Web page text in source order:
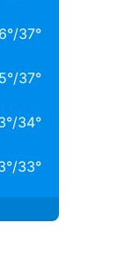
°/37°
°/37°
°/34°
°/33°